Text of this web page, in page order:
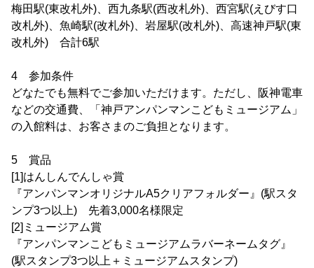
梅田駅(東改札外)、西九条駅(西改札外)、西宮駅(えびす口
改札外)、魚崎駅(改札外)、岩屋駅(改札外)、高速神戸駅(東
改札外) 合計6駅
4 参加条件
どなたでも無料でご参加いただけます。ただし、阪神電車
などの交通費、「神戸アンパンマンこどもミュージアム」
の入館料は、お客さまのご負担となります。
5 賞品
[1]はんしんでんしゃ賞
『アンパンマンオリジナルA5クリアフォルダー』(駅スタ
ンプ3つ以上) 先着3,000名様限定
[2]ミュージアム賞
『アンパンマンこどもミュージアムラバーネームタグ』
(駅スタンプ3つ以上＋ミュージアムスタンプ)